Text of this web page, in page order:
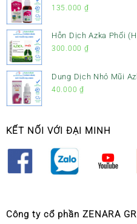
Ho, Tiêu Đờm & Đau
135.000 ₫
Hỗn Dịch Azka Phổi
Tiêu Đờm & Bổ Phổi
300.000 ₫
Dung Dịch Nhỏ Mũi
Sổ Mũi Cho Trẻ Sơ Sinh
40.000 ₫
KẾT NỐI VỚI ĐẠI MINH
Công ty cổ phần ZENARA